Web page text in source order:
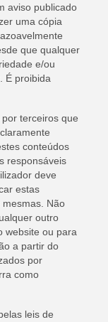
aviso publicado
uma cópia
que qualquer
e/ou
É proibida
terceiros que
conteúdos
responsáveis
deve
estas
Não
outro
website ou para
a partir do
por
como
leis de